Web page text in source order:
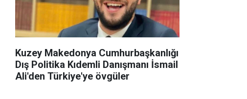
Kuzey Makedonya Cumhurbaşkanlığı
Dış Politika Kıdemli Danışmanı İsmail
Ali'den Türkiye'ye övgüler